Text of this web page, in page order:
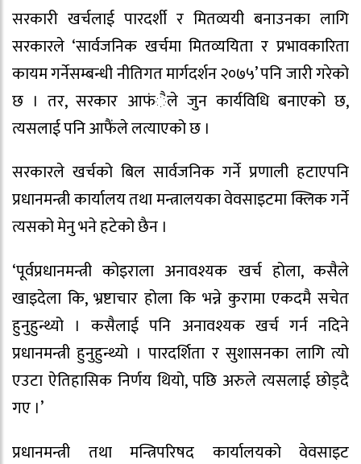
सरकारी खर्चलाई पारदर्शी र मितव्ययी बनाउनका लागि
सरकारले ‘सार्वजनिक खर्चमा मितव्ययिता र प्रभावकारिता
कायम गर्नेसम्बन्धी नीतिगत मार्गदर्शन २०७५’ पनि जारी गरेको
छ । तर, सरकार आफंैले जुन कार्यविधि बनाएको छ,
त्यसलाई पनि आफैंले लत्याएको छ ।
सरकारले खर्चको बिल सार्वजनिक गर्ने प्रणाली हटाएपनि
प्रधानमन्त्री कार्यालय तथा मन्त्रालयका वेवसाइटमा क्लिक गर्ने
त्यसको मेनु भने हटेको छैन ।
‘पूर्वप्रधानमन्त्री कोइराला अनावश्यक खर्च होला, कसैले
खाइदेला कि, भ्रष्टाचार होला कि भन्ने कुरामा एकदमै सचेत
हुनुहुन्थ्यो । कसैलाई पनि अनावश्यक खर्च गर्न नदिने
प्रधानमन्त्री हुनुहुन्थ्यो । पारदर्शिता र सुशासनका लागि त्यो
एउटा ऐतिहासिक निर्णय थियो, पछि अरुले त्यसलाई छोड्दै
गए ।’
प्रधानमन्त्री तथा मन्त्रिपरिषद कार्यालयको वेवसाइट